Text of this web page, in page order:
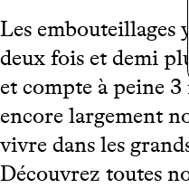
Les embouteillages
deux fois et demi
et compte à peine
encore largement
vivre dans les
Découvrez toutes